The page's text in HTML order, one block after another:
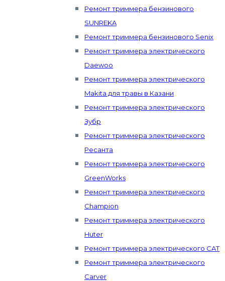
Ремонт триммера бензинового
SUNREKA
Ремонт триммера бензинового Senix
Ремонт триммера электрического
Daewoo
Ремонт триммера электрического
Makita для травы в Казани
Ремонт триммера электрического
Зубр
Ремонт триммера электрического
Ресанта
Ремонт триммера электрического
GreenWorks
Ремонт триммера электрического
Champion
Ремонт триммера электрического
Huter
Ремонт триммера электрического CAT
Ремонт триммера электрического
Carver